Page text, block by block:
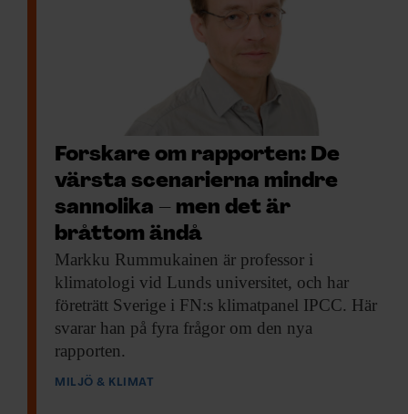
Forskare om rapporten: De
värsta scenarierna mindre
sannolika – men det är
bråttom ändå
Markku Rummukainen är professor i
klimatologi vid Lunds universitet, och har
företrätt Sverige i FN:s klimatpanel IPCC. Här
svarar han på fyra frågor om den nya
rapporten.
MILJÖ & KLIMAT